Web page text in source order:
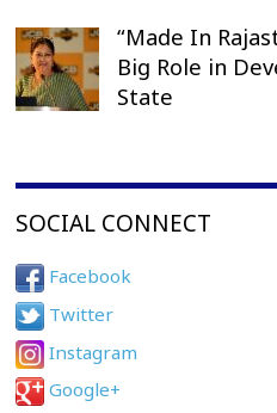
“Made In
Big Role in
State
SOCIAL CONNECT
Facebook
Twitter
Instagram
Google+